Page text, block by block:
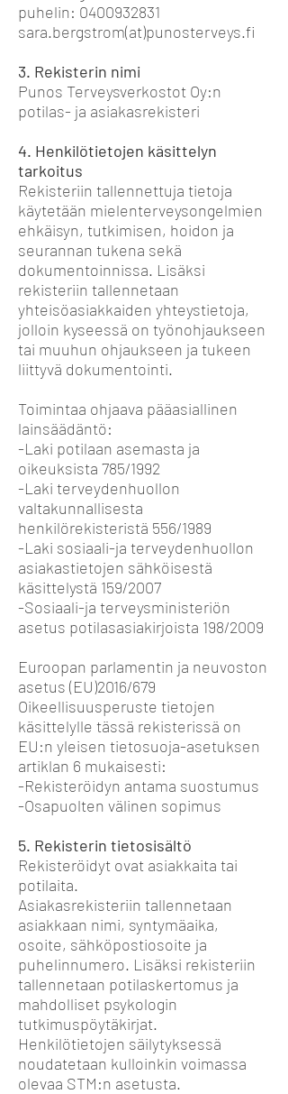
puhelin: 0400932831
sara.bergstrom(at)punosterveys.fi
3. Rekisterin nimi
Punos Terveysverkostot Oy:n
potilas- ja asiakasrekisteri
4. Henkilötietojen käsittelyn
tarkoitus
Rekisteriin tallennettuja tietoja
käytetään mielenterveysongelmien
ehkäisyn, tutkimisen, hoidon ja
seurannan tukena sekä
dokumentoinnissa. Lisäksi
rekisteriin tallennetaan
yhteisöasiakkaiden yhteystietoja,
jolloin kyseessä on työnohjaukseen
tai muuhun ohjaukseen ja tukeen
liittyvä dokumentointi.
Toimintaa ohjaava pääasiallinen
lainsäädäntö:
-Laki potilaan asemasta ja
oikeuksista 785/1992
-Laki terveydenhuollon
valtakunnallisesta
henkilörekisteristä 556/1989
-Laki sosiaali-ja terveydenhuollon
asiakastietojen sähköisestä
käsittelystä 159/2007
-Sosiaali-ja terveysministeriön
asetus potilasasiakirjoista 198/2009
Euroopan parlamentin ja neuvoston
asetus (EU)2016/679
Oikeellisuusperuste tietojen
käsittelylle tässä rekisterissä on
EU:n yleisen tietosuoja-asetuksen
artiklan 6 mukaisesti:
-Rekisteröidyn antama suostumus
-Osapuolten välinen sopimus
5. Rekisterin tietosisältö
Rekisteröidyt ovat asiakkaita tai
potilaita.
Asiakasrekisteriin tallennetaan
asiakkaan nimi, syntymäaika,
osoite, sähköpostiosoite ja
puhelinnumero. Lisäksi rekisteriin
tallennetaan potilaskertomus ja
mahdolliset psykologin
tutkimuspöytäkirjat.
Henkilötietojen säilytyksessä
noudatetaan kulloinkin voimassa
olevaa STM:n asetusta.